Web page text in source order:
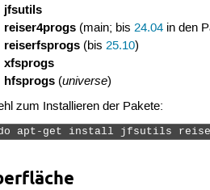
jfsutils
reiser4progs(main; bis 24.04in den
reiserfsprogs(bis 25.10)
xfsprogs
hfsprogs(universe)
zum Installieren der Pakete:
apt-get install jfsutils